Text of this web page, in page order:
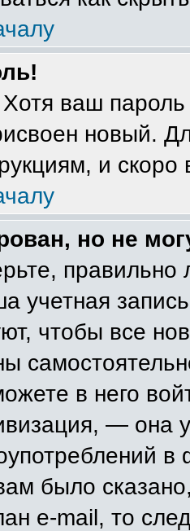
ваш
новый.
и
но не
учетная
чтобы все
в него
— она
было
e-mail, то